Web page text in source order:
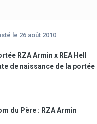
le 26 août 2010
RZA Armin x REA Hell
de naissance de la
du Père : RZA Armin